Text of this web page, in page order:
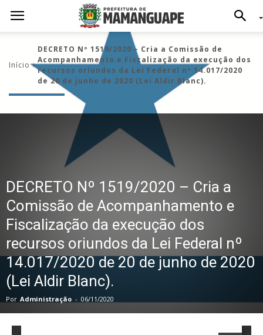
Início
DECRETO Nº 1519/2020 – Cria a Comissão de
Acompanhamento e Fiscalização da execução dos
recursos oriundos da Lei Federal nº 14.017/2020
de 20 de junho de 2020 (Lei Aldir Blanc).
DECRETO Nº 1519/2020 – Cria a
Comissão de Acompanhamento e
Fiscalização da execução dos
recursos oriundos da Lei Federal nº
14.017/2020 de 20 de junho de 2020
(Lei Aldir Blanc).
Por Administração - 06/11/2020